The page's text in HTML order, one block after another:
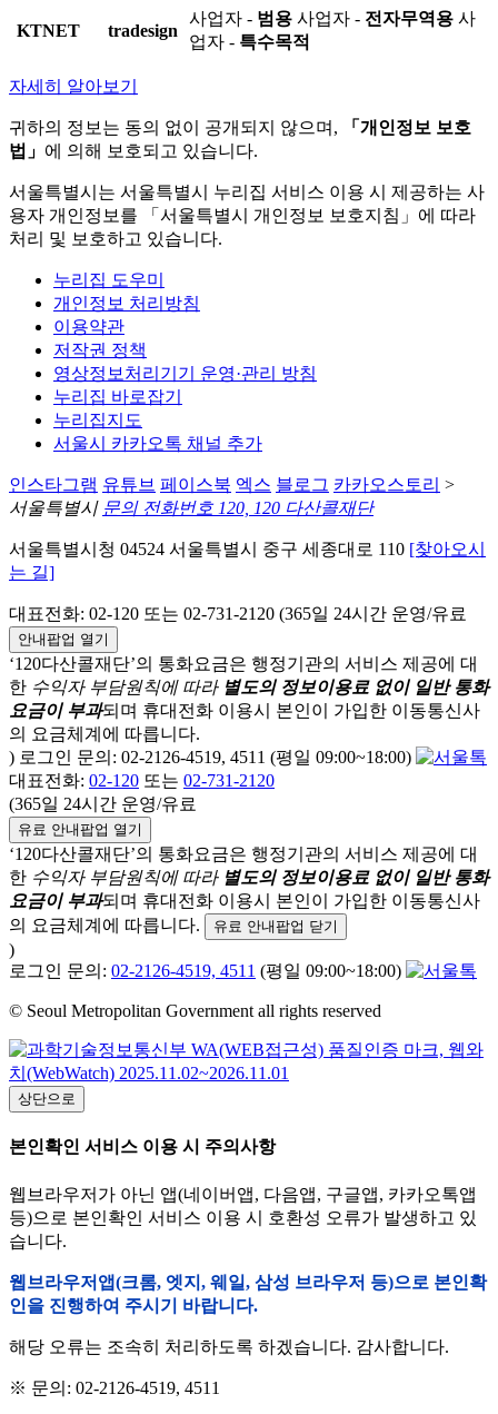
KTNET tradesign
사업자 - 범용 사업자 - 전자무역용 사
업자 - 특수목적
자세히 알아보기
귀하의 정보는 동의 없이 공개되지 않으며,
「개인정보 보호
법」 에 의해 보호되고 있습니다.
서울특별시는 서울특별시 누리집 서비스 이용 시 제공하는 사
용자 개인정보를 「서울특별시 개인정보 보호지침」에 따라
처리 및 보호하고 있습니다.
누리집 도우미
개인정보 처리방침
이용약관
저작권 정책
영상정보처리기기 운영·관리 방침
누리집 바로잡기
누리집지도
서울시 카카오톡 채널 추가
인스타그램 유튜브 페이스북 엑스 블로그 카카오스토리 >
서울특별시 문의 전화번호 120, 120 다산콜재단
서울특별시청 04524 서울특별시 중구 세종대로 110 [찾아오시
는 길]
대표전화: 02-120 또는 02-731-2120 (365일 24시간 운영/유료
안내팝업 열기
‘120다산콜재단’의 통화요금은 행정기관의 서비스 제공에 대
한 수익자 부담원칙에 따라 별도의 정보이용료 없이 일반 통화
요금이 부과되며 휴대전화 이용시 본인이 가입한 이동통신사
의 요금체계에 따릅니다.
) 로그인 문의: 02-2126-4519, 4511 (평일 09:00~18:00)
대표전화: 02-120 또는 02-731-2120
(365일 24시간 운영/유료
유료 안내팝업 열기
‘120다산콜재단’의 통화요금은 행정기관의 서비스 제공에 대
한 수익자 부담원칙에 따라 별도의 정보이용료 없이 일반 통화
요금이 부과되며 휴대전화 이용시 본인이 가입한 이동통신사
의 요금체계에 따릅니다.
유료 안내팝업 닫기
)
로그인 문의: 02-2126-4519, 4511 (평일 09:00~18:00)
© Seoul Metropolitan Government all rights reserved
상단으로
본인확인 서비스 이용 시 주의사항
웹브라우저가 아닌 앱(네이버앱, 다음앱, 구글앱, 카카오톡앱
등)으로 본인확인 서비스 이용 시 호환성 오류가 발생하고 있
습니다.
웹브라우저앱(크롬, 엣지, 웨일, 삼성 브라우저 등)으로 본인확
인을 진행하여 주시기 바랍니다.
해당 오류는 조속히 처리하도록 하겠습니다. 감사합니다.
※ 문의: 02-2126-4519, 4511